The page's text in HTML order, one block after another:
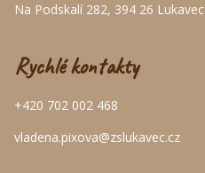
Na Podskalí 282, 394 26 Lukavec
Rychlé kontakty
+420 702 002 468
vladena.pixova@zslukavec.cz